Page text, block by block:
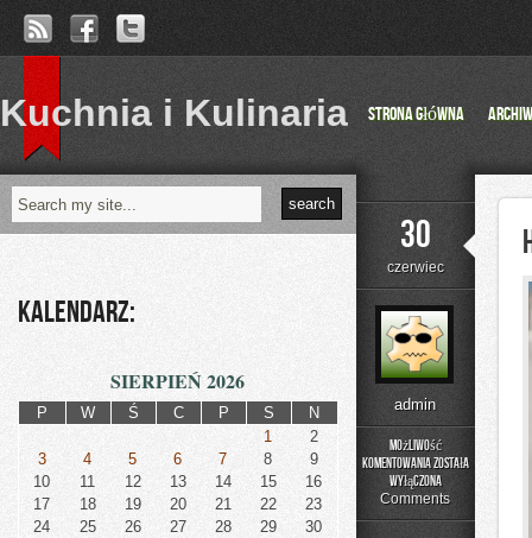
Kuchnia i Kulinaria Strona główna
30
czerwiec
admin
Możliwość
komentowania
Historia
Przemysłu
została
wyłączona
Comments
Kalendarz:
SIERPIEŃ 2026
P W Ś C P S
N
1
2
3
4 5 6 7 8
9
10
11 12 13 14 15
16
17
18 19 20 21 22
23
24
25 26 27 28 29
30